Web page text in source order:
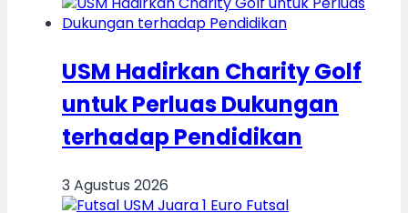
USM Hadirkan Charity Golf
untuk Perluas Dukungan
terhadap Pendidikan
3 Agustus 2026